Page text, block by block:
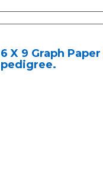
6 X 9 Graph
pedigree.